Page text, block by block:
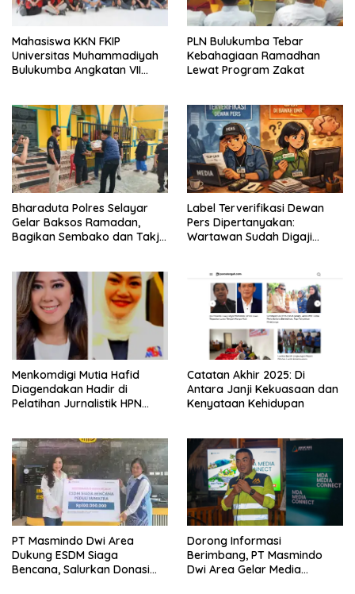
Mahasiswa KKN FKIP
Universitas Muhammadiyah
Bulukumba Angkatan VII
PLN Bulukumba Tebar
Kebahagiaan Ramadhan
Lewat Program Zakat
Bharaduta Polres Selayar
Gelar Baksos Ramadan,
Bagikan Sembako dan Takjil
Label Terverifikasi Dewan
Pers Dipertanyakan:
Wartawan Sudah Digaji
Menkomdigi Mutia Hafid
Diagendakan Hadir di
Pelatihan Jurnalistik HPN
‎Catatan Akhir 2025: Di
Antara Janji Kekuasaan dan
Kenyataan Kehidupan
PT Masmindo Dwi Area
Dukung ESDM Siaga
Bencana, Salurkan Donasi
‎Dorong Informasi
Berimbang, PT Masmindo
Dwi Area Gelar Media